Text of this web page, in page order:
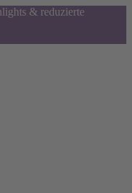
& reduzierte